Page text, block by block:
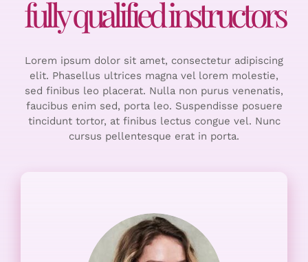
fully qualified instructors
Lorem ipsum dolor sit amet, consectetur adipiscing
elit. Phasellus ultrices magna vel lorem molestie,
sed finibus leo placerat. Nulla non purus venenatis,
faucibus enim sed, porta leo. Suspendisse posuere
tincidunt tortor, at finibus lectus congue vel. Nunc
cursus pellentesque erat in porta.